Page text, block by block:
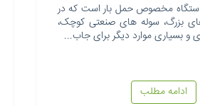
مخصوص حمل بار است که در
های بزرگ، سوله های صنعتی کوچک،
و بسیاری موارد دیگر برای جاب...
ادامه مطلب